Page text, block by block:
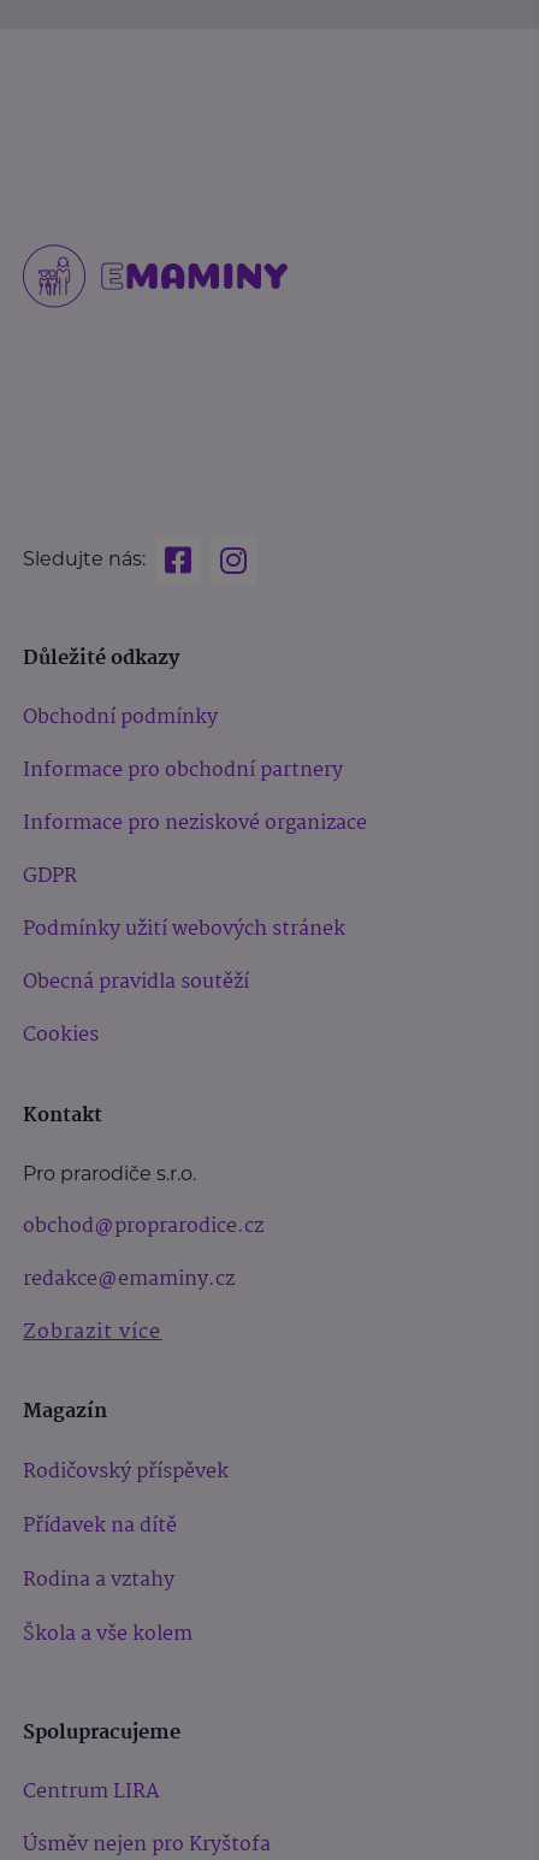
Sledujte nás:
Důležité odkazy
Obchodní podmínky
Informace pro obchodní partnery
Informace pro neziskové organizace
GDPR
Podmínky užití webových stránek
Obecná pravidla soutěží
Cookies
Kontakt
Pro prarodiče s.r.o.
obchod@proprarodice.cz
redakce@emaminy.cz
Zobrazit více
Magazín
Rodičovský příspěvek
Přídavek na dítě
Rodina a vztahy
Škola a vše kolem
Spolupracujeme
Centrum LIRA
Úsměv nejen pro Kryštofa